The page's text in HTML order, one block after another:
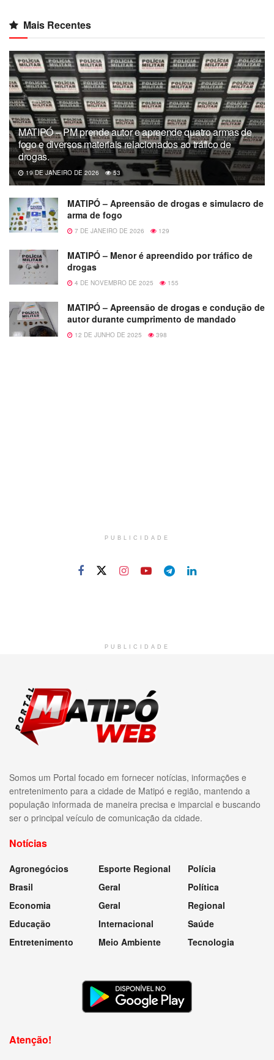
Mais Recentes
MATIPÓ – PM prende autor e apreende quatro armas de
fogo e diversos materiais relacionados ao tráfico de
drogas.
19 DE JANEIRO DE 2026 53
MATIPÓ – Apreensão de drogas e simulacro de
arma de fogo
7 DE JANEIRO DE 2026 129
MATIPÓ – Menor é apreendido por tráfico de
drogas
4 DE NOVEMBRO DE 2025 155
MATIPÓ – Apreensão de drogas e condução de
autor durante cumprimento de mandado
12 DE JUNHO DE 2025 398
PUBLICIDADE
PUBLICIDADE
Somos um Portal focado em fornecer notícias, informações e
entretenimento para a cidade de Matipó e região, mantendo a
população informada de maneira precisa e imparcial e buscando
ser o principal veículo de comunicação da cidade.
Notícias
Agronegócios
Brasil
Economia
Educação
Entretenimento
Esporte Regional
Geral
Geral
Internacional
Meio Ambiente
Polícia
Política
Regional
Saúde
Tecnologia
Atenção!